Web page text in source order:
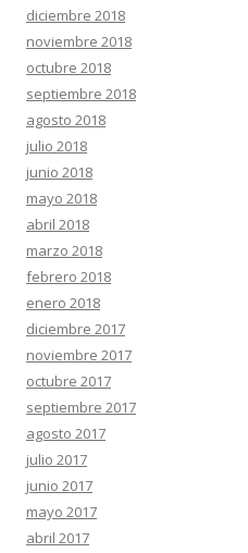
diciembre 2018
noviembre 2018
octubre 2018
septiembre 2018
agosto 2018
julio 2018
junio 2018
mayo 2018
abril 2018
marzo 2018
febrero 2018
enero 2018
diciembre 2017
noviembre 2017
octubre 2017
septiembre 2017
agosto 2017
julio 2017
junio 2017
mayo 2017
abril 2017